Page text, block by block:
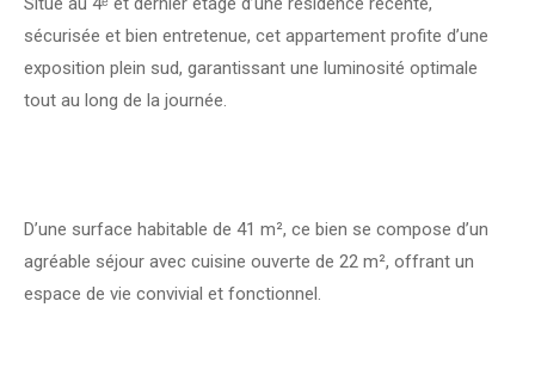
sécurisée et bien entretenue, cet appartement profite d’une
exposition plein sud, garantissant une luminosité optimale
tout au long de la journée.
D’une surface habitable de 41 m², ce bien se compose d’un
agréable séjour avec cuisine ouverte de 22 m², offrant un
espace de vie convivial et fonctionnel.